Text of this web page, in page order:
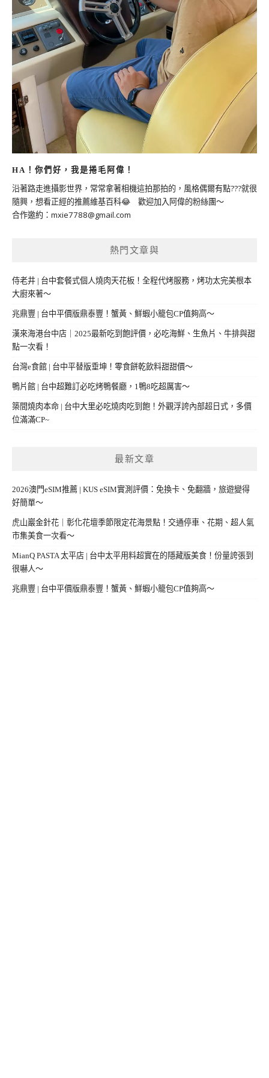
HA！你們好，我是捲毛阿偉！
沿著路走進攝影世界，常常拿著相機這拍那拍的，風格偶爾有點???就很
隨興，想看正經的推薦維基百科😂 歡迎加入阿偉的粉絲團～
合作邀約： mxie7788@gmail.com
熱門文章與
侍老井 | 台中套餐式個人燒肉天花板！全程代烤服務，烤功太完美根本
大廚來著～
兆鼎豐 | 台中平價版鼎泰豐！蟹黃、鮮蝦小籠包CP值夠高～
漢來海港台中店｜2025最新吃到飽評價，必吃海鮮、生魚片、牛排與甜
點一次看！
台灣e食館 | 台中平替版垂坤！零食餅乾飲料甜甜價～
鴨片館 | 台中超難訂必吃烤鴨餐廳，1鴨8吃超厲害～
築間燒肉本命 | 台中大里必吃燒肉吃到飽！外觀浮誇內部超日式，多價
位滿滿CP~
最新文章
2026澳門eSIM推薦 | KUS eSIM實測評價：免換卡、免翻牆，旅遊變得
好簡單～
虎山巖金針花｜彰化花壇季節限定花海景點！交通停車、花期、超人氣
市集美食一次看～
MianQ PASTA 太平店 | 台中太平用料超實在的隱藏版美食！份量誇張到
很嚇人～
兆鼎豐 | 台中平價版鼎泰豐！蟹黃、鮮蝦小籠包CP值夠高～